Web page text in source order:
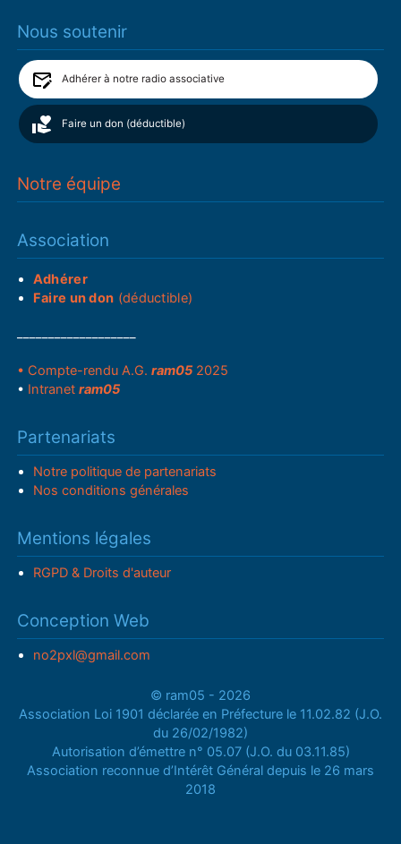
Nous soutenir
Adhérer à notre radio associative
Faire un don (déductible)
Notre équipe
Association
Adhérer
Faire un don (déductible)
• Compte-rendu A.G.ram05 2025
• Intranetram05
Partenariats
Notre politique de partenariats
Nos conditions générales
Mentions légales
RGPD & Droits d'auteur
Conception Web
no2pxl@gmail.com
© ram05 - 2026
Association Loi 1901 déclarée en Préfecture le 11.02.82 (J.O.
du 26/02/1982)
Autorisation d’émettre n° 05.07 (J.O. du 03.11.85)
Association reconnue d’Intérêt Général depuis le 26 mars
2018